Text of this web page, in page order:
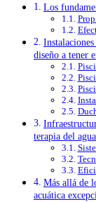
Los
diseño a tener
terapia del agua
Más allá de
acuática